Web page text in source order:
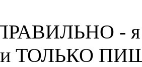
-
- и ТОЛЬКО